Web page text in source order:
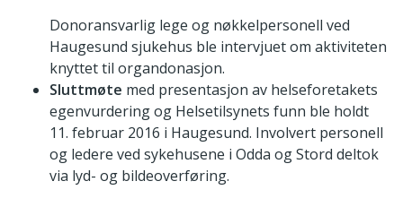
Donoransvarlig lege og nøkkelpersonell ved
Haugesund sjukehus ble intervjuet om aktiviteten
knyttet til organdonasjon.
Sluttmøte med presentasjon av helseforetakets
egenvurdering og Helsetilsynets funn ble holdt
11. februar 2016 i Haugesund. Involvert personell
og ledere ved sykehusene i Odda og Stord deltok
via lyd- og bildeoverføring.